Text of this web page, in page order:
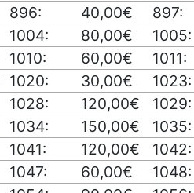
896: 40,00€ 897:
1004: 80,00€ 1005:
1010: 60,00€ 1011:
1020: 30,00€ 1023:
1028: 120,00€ 1029:
1034: 150,00€ 1035:
1041: 120,00€ 1042:
1047: 60,00€ 1048: